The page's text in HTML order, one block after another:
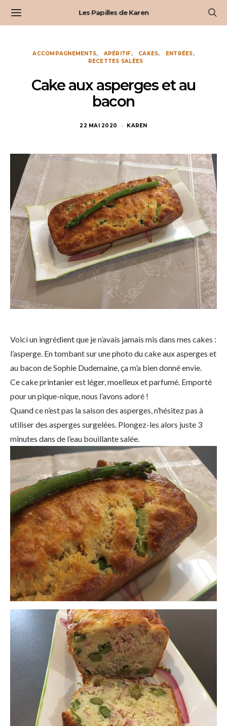
Les Papilles de Karen
ACCOMPAGNEMENTS APÉRITIF CAKES
ENTRÉES
RECETTES SALÉES
Cake aux asperges et au
bacon
22 MAI 2020 KAREN
Voici un ingrédient que je n’avais jamais mis dans mes cakes :
l’asperge. En tombant sur une photo du cake aux asperges et
au bacon de Sophie Dudemaine, ça m’a bien donné envie.
Ce cake printanier est léger, moelleux et parfumé. Emporté
pour un pique-nique, nous l’avons adoré !
Quand ce n’est pas la saison des asperges, n’hésitez pas à
utiliser des asperges surgelées. Plongez-les alors juste 3
minutes dans de l’eau bouillante salée.